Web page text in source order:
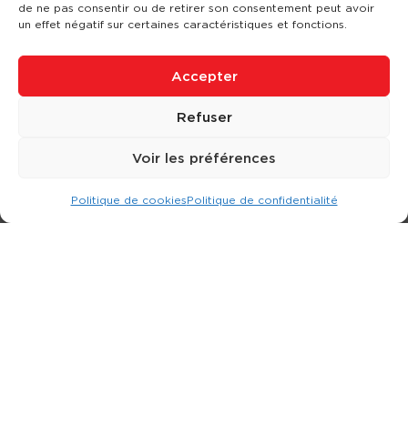
de ne pas consentir ou de retirer son consentement peut avoir
un effet négatif sur certaines caractéristiques et fonctions.
Accepter
Refuser
Voir les préférences
Politique de cookiesPolitique de confidentialité